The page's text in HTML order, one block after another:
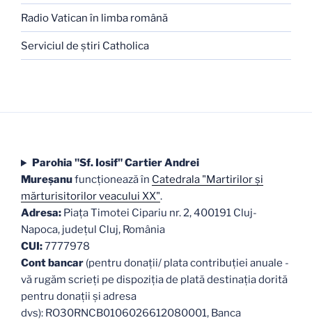
Radio Vatican în limba română
Serviciul de ştiri Catholica
Parohia "Sf. Iosif" Cartier Andrei
Mureşanufuncţionează în Catedrala "Martirilor şi
mărturisitorilor veacului XX".
Adresa: Piaţa Timotei Cipariu nr. 2, 400191 Cluj-
Napoca, judeţul Cluj, România
CUI:7777978
Cont bancar (pentru donații/ plata contribuției anuale -
vă rugăm scrieți pe dispoziția de plată destinația dorită
pentru donații și adresa
dvs): RO30RNCB0106026612080001, Banca